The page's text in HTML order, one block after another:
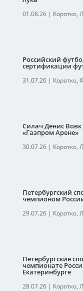
01.08.26| Коротко,
Российский
сертификации
31.07.26| Коротко,
Силач Денис Вовк
«Газпром Арене»
30.07.26| Коротко,
Петербургский
чемпионом
29.07.26| Коротко,
Петербургские
чемпионате
Екатеринбурге
28.07.26| Коротко,